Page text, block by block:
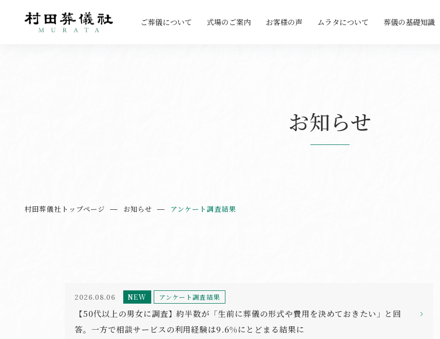
ご葬儀について 式場のご案内 お客様の声 ムラタについて 葬儀の基礎知識
お知らせ
村田葬儀社トップページ お知らせ アンケート調査結果
2026.08.06 NEW アンケート調査結果
【50代以上の男女に調査】約半数が「生前に葬儀の形式や費用を決めておきたい」と回
答。一方で相談サービスの利用経験は9.6%にとどまる結果に